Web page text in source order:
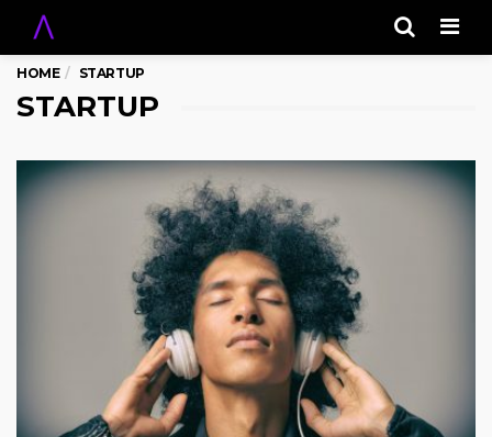
HOME STARTUP
STARTUP